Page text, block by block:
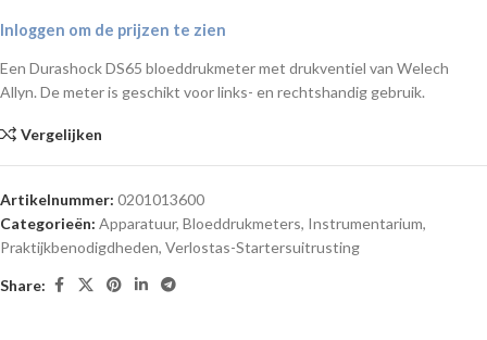
Inloggen om de prijzen te zien
Een Durashock DS65 bloeddrukmeter met drukventiel van Welech
Allyn. De meter is geschikt voor links- en rechtshandig gebruik.
Vergelijken
Artikelnummer: 0201013600
Categorieën: Apparatuur, Bloeddrukmeters, Instrumentarium,
Praktijkbenodigdheden, Verlostas-Startersuitrusting
Share: